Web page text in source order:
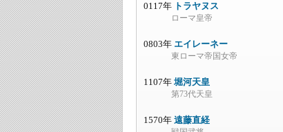
0117年 トラヤヌス
ローマ皇帝
0803年 エイレーネー
東ローマ帝国女帝
1107年堀河天皇
第73代天皇
1570年 遠藤直経